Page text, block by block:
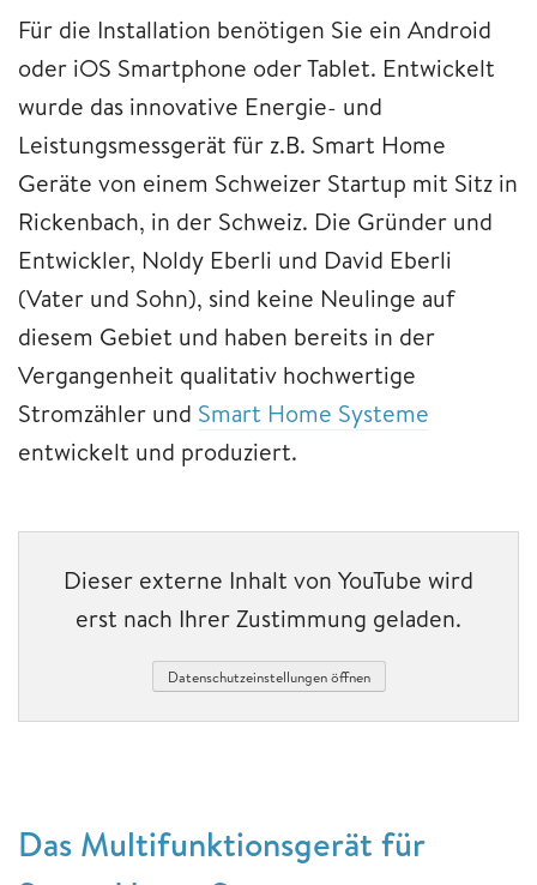
Für die Installation benötigen Sie ein Android
oder iOS Smartphone oder Tablet. Entwickelt
wurde das innovative Energie- und
Leistungsmessgerät für z.B. Smart Home
Geräte von einem Schweizer Startup mit Sitz in
Rickenbach, in der Schweiz. Die Gründer und
Entwickler, Noldy Eberli und David Eberli
(Vater und Sohn), sind keine Neulinge auf
diesem Gebiet und haben bereits in der
Vergangenheit qualitativ hochwertige
Stromzähler und Smart Home Systeme
entwickelt und produziert.
Dieser externe Inhalt von YouTube wird
erst nach Ihrer Zustimmung geladen.
Datenschutzeinstellungen öffnen
Das Multifunktionsgerät für